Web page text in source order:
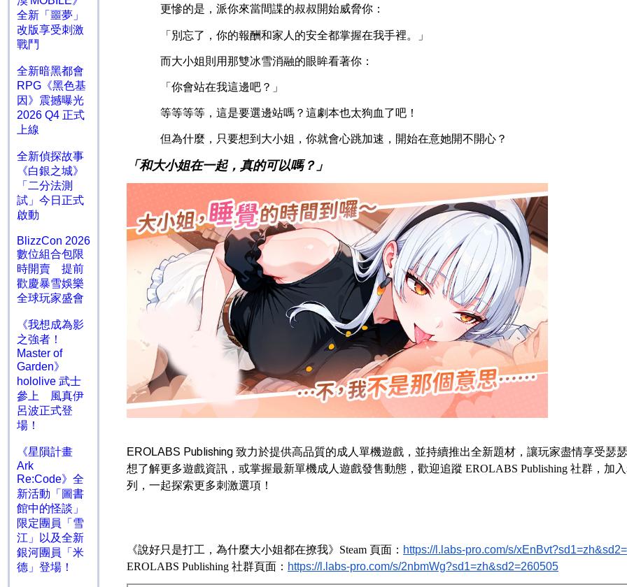
全新「噩夢」
改版享受刺激
戰鬥
全新暗黑都會
RPG《黑色基
因》震撼曝光
2026 Q4 正式
上線
全新偵探故事
《白銀之城》
「二分法測
試」今日正式
啟動
BlizzCon 2026
數位組合包限
時開賣 提前
歡慶暴雪娛樂
全球玩家盛會
《我想成為影
之強者！
Master of
Garden》
hololive 武士
參上 風真伊
呂波正式登
場！
《星隕計畫
Ark
Re:Code》全
新活動「圖書
館中的怪談」
限定團員「雪
江」以及全新
銀河團員「米
德」登場！
更慘的是，派你來當間諜的叔叔開始威脅你：
「別忘了，你的報酬和家人的安全都掌握在我手裡。」
而大小姐則用那雙冰雪消融的眼眸看著你：
「你會站在我這邊吧？」
等等等等，這是要選邊站嗎？這劇本也太狗血了吧！
但為什麼，只要想到大小姐，你就會心跳加速，開始在意她開不開心？
「和大小姐在一起，真的可以嗎？」
EROLABS Publishing 致力於提供高品質的成人單機遊戲，並持續推出全新題材，讓玩家盡情享受瑟
想了解更多遊戲資訊，或掌握最新單機成人遊戲發售動態，歡迎追蹤 EROLABS Publishing 社群 ，加
列，一起探索更多刺激選項！
《說好只是打工，為什麼大小姐都在撩我》 Steam 頁面： https://l.labs-pro.com/s/
EROLABS Publishing 社群頁面： https://l.labs-pro.com/s/2nbmWg?sd1=zh&sd2=260505